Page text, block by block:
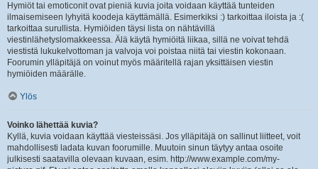
Hymiöt tai emoticonit ovat pieniä kuvia joita voidaan käyttää tunteiden
ilmaisemiseen lyhyitä koodeja käyttämällä. Esimerkiksi :) tarkoittaa iloista ja :(
tarkoittaa surullista. Hymiöiden täysi lista on nähtävillä
viestinlähetyslomakkeessa. Älä käytä hymiöitä liikaa, sillä ne voivat tehdä
viestistä lukukelvottoman ja valvoja voi poistaa niitä tai viestin kokonaan.
Foorumin ylläpitäjä on voinut myös määritellä rajan yksittäisen viestin
hymiöiden määrälle.
Ylös
Voinko lähettää kuvia?
Kyllä, kuvia voidaan käyttää viesteissäsi. Jos ylläpitäjä on sallinut liitteet, voit
mahdollisesti ladata kuvan foorumille. Muutoin sinun täytyy antaa osoite
julkisesti saatavilla olevaan kuvaan, esim. http://www.example.com/my-